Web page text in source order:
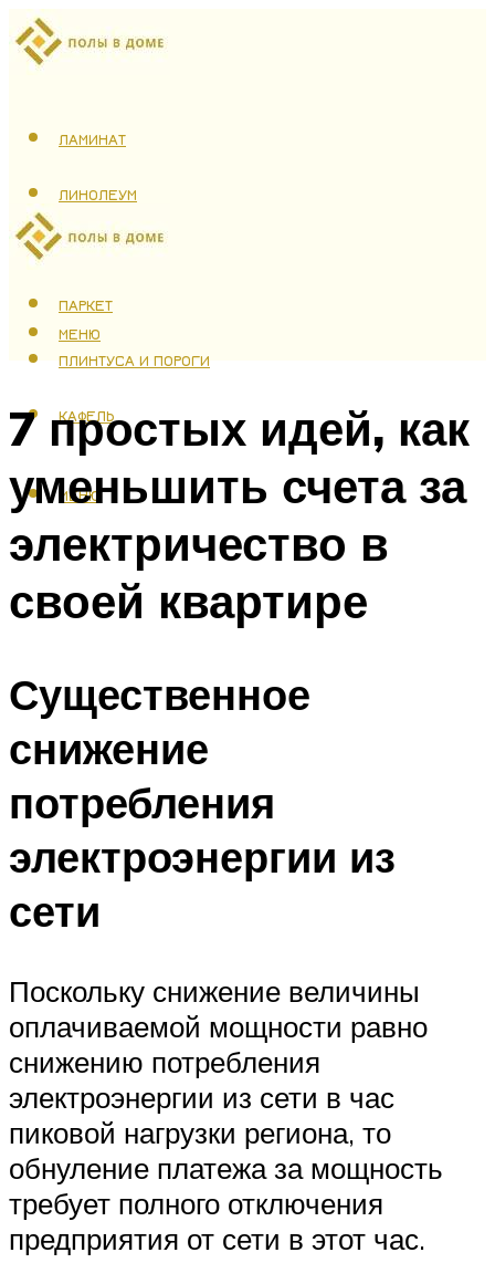
ЛАМИНАТ
ЛИНОЛЕУМ
ТЕПЛЫЙ ПОЛ
ПАРКЕТ
ПЛИНТУСА И ПОРОГИ
КАФЕЛЬ
МЕНЮ
МЕНЮ
7 простых идей, как
уменьшить счета за
электричество в
своей квартире
Существенное
снижение
потребления
электроэнергии из
сети
Поскольку снижение величины
оплачиваемой мощности равно
снижению потребления
электроэнергии из сети в час
пиковой нагрузки региона, то
обнуление платежа за мощность
требует полного отключения
предприятия от сети в этот час.